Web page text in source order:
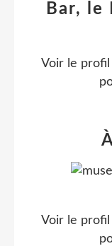
Bar, le
Voir le profil
Voir le profil